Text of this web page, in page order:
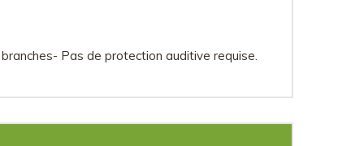
Pas de protection auditive requise.